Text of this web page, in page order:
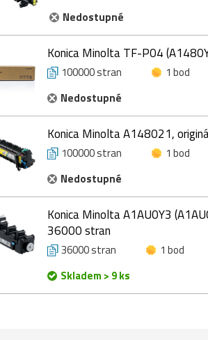
Nedostupné
Konica Minolta TF-P04
100000 stran
1 bod
Nedostupné
Konica Minolta A148021,
100000 stran
1 bod
Nedostupné
Konica Minolta A1AU0Y3
36000 stran
36000 stran
1 bod
Skladem > 9 ks